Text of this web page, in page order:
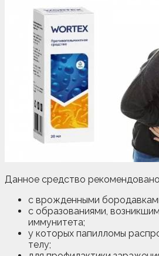
Данное средство
с врожденными
с образованиями,
иммунитета;
у которых папилломы
телу;